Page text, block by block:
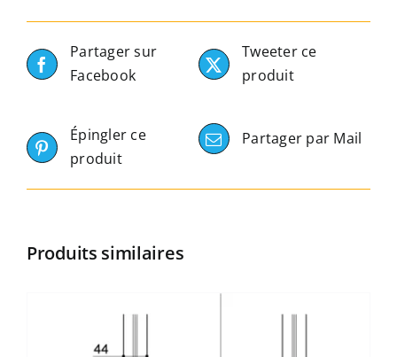
Partager sur
Facebook
Tweeter ce
produit
Épingler ce
produit
Partager par Mail
Produits similaires